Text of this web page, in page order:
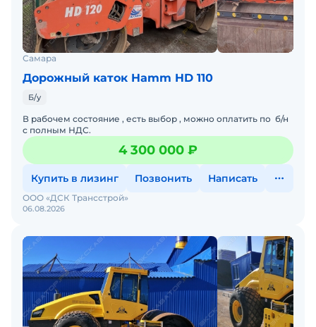
Самара
Дорожный каток Hamm HD 110
Б/у
В рабочем состояние , есть выбор , можно оплатить по б/н
с полным НДС.
4 300 000 ₽
Купить в лизинг Позвонить Написать
06.08.2026
ООО «ДСК Трансстрой»